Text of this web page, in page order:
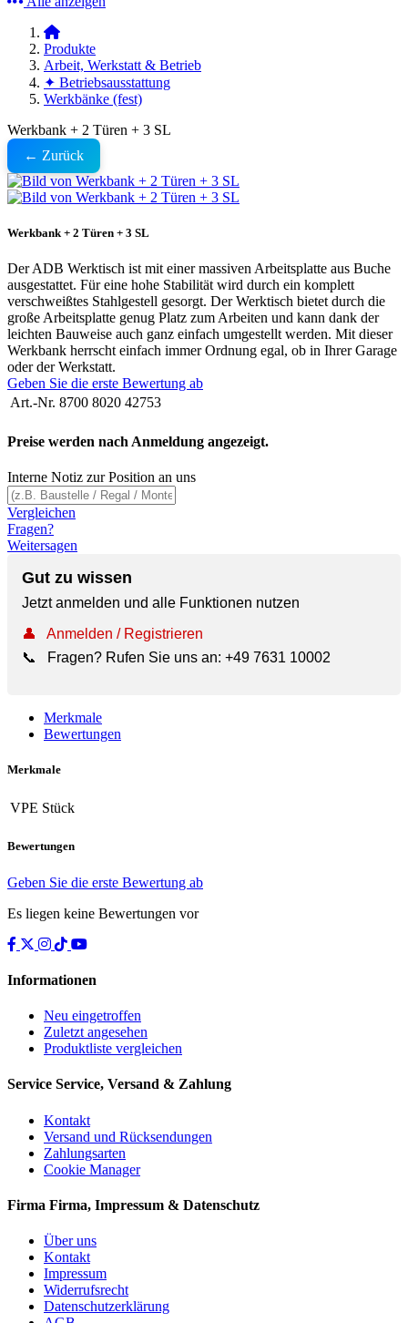
Produkte
Arbeit, Werkstatt & Betrieb
✦ Betriebsausstattung
Werkbänke (fest)
Werkbank + 2 Türen + 3 SL
← Zurück
Werkbank + 2 Türen + 3 SL
Der ADB Werktisch ist mit einer massiven Arbeitsplatte aus Buche
ausgestattet. Für eine hohe Stabilität wird durch ein komplett
verschweißtes Stahlgestell gesorgt. Der Werktisch bietet durch die
große Arbeitsplatte genug Platz zum Arbeiten und kann dank der
leichten Bauweise auch ganz einfach umgestellt werden. Mit dieser
Werkbank herrscht einfach immer Ordnung egal, ob in Ihrer Garage
oder der Werkstatt.
Geben Sie die erste Bewertung ab
Art.-Nr. 8700 8020 42753
Preise werden nach Anmeldung angezeigt.
Interne Notiz zur Position an uns
Vergleichen
Fragen?
Weitersagen
Gut zu wissen
Jetzt anmelden und alle Funktionen nutzen
👤
Anmelden / Registrieren
📞
Fragen? Rufen Sie uns an: +49 7631 10002
Merkmale
Bewertungen
Merkmale
VPE Stück
Bewertungen
Geben Sie die erste Bewertung ab
Es liegen keine Bewertungen vor
Informationen
Neu eingetroffen
Zuletzt angesehen
Produktliste vergleichen
Service Service, Versand & Zahlung
Kontakt
Versand und Rücksendungen
Zahlungsarten
Cookie Manager
Firma Firma, Impressum & Datenschutz
Über uns
Kontakt
Impressum
Widerrufsrecht
Datenschutzerklärung